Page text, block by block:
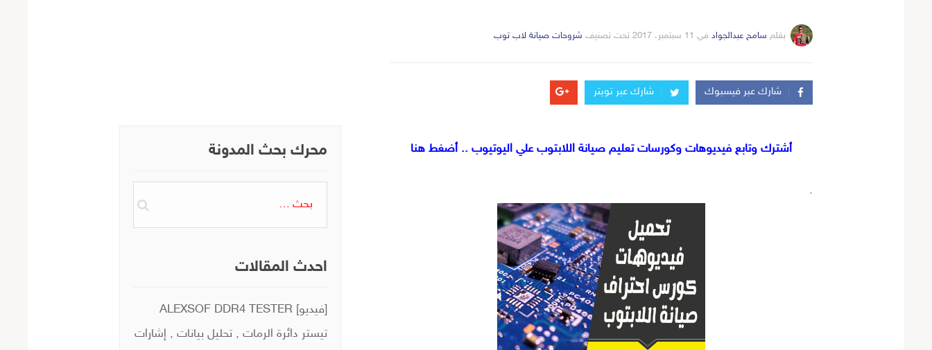
بقلم سامح عبدالجواد في 11 سبتمبر، 2017 تحت تصنيف التصانيف
شروحات صيانة لاب توب
شارك عبر فيسبوك شارك عبر تويتر
أشترك وتابع فيديوهات وكورسات تعليم صيانة اللابتوب علي اليوتيوب .. أضغط هنا
.
محرك بحث المدونة
احدث المقالات
[فيديو] ALEXSOF DDR4 TESTER
تيستر دائرة الرمات , تحليل بيانات , إشارات